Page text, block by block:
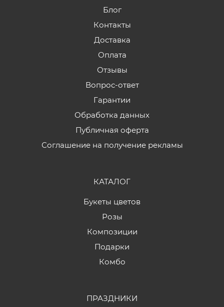
Блог
Контакты
Доставка
Оплата
Отзывы
Вопрос-ответ
Гарантии
Обработка данных
Публичная оферта
Соглашение на получение рекламы
КАТАЛОГ
Букеты цветов
Розы
Композиции
Подарки
Комбо
ПРАЗДНИКИ